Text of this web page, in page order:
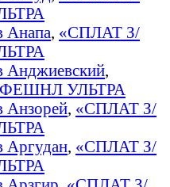
, «СПЛАТ З/
,
УЛЬТРА
, «СПЛАТ З/
, «СПЛАТ З/